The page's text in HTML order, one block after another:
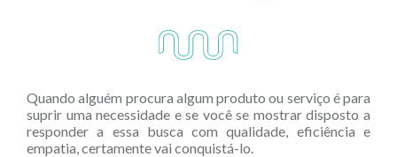
Quando alguém procura algum produto ou serviço é para
suprir uma necessidade e se você se mostrar disposto a
responder a essa busca com qualidade, eficiência e
empatia, certamente vai conquistá-lo.